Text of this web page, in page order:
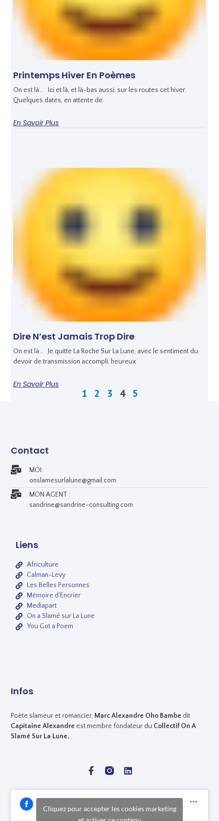
Printemps Hiver En Poèmes
On est là… Ici et là, et là-bas aussi, sur les routes cet hiver.
Quelques dates, en attente de
En Savoir Plus
Dire N’est Jamais Trop Dire
On est là… Je quitte La Roche Sur La Lune, avec le sentiment du
devoir de transmission accompli, heureux
En Savoir Plus
1 2 3 4 5
Infos
Poète slameur et romancier, Marc Alexandre Oho Bambe dit
Capitaine Alexandre est membre fondateur du Collectif On A
Slamé Sur La Lune.
Cliquez pour accepter les cookies marketing
Liens
Africulture
Calman-Levy
Les Belles Personnes
Mémoire d'Encrier
Mediapart
On a Slamé sur La Lune
You Got a Poem
Contact
MOI:
onslamesurlalune@gmail.com
MON AGENT :
sandrine@sandrine-consulting.com